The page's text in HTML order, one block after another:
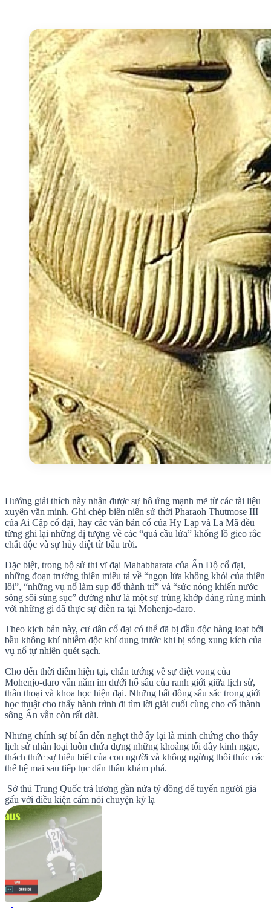
Hướng giải thích này nhận được sự hô ứng mạnh mẽ từ các tài liệu
xuyên văn minh. Ghi chép biên niên sử thời Pharaoh Thutmose III
của Ai Cập cổ đại, hay các văn bản cổ của Hy Lạp và La Mã đều
từng ghi lại những dị tượng về các “quả cầu lửa” khổng lồ gieo rắc
chất độc và sự hủy diệt từ bầu trời.
Đặc biệt, trong bộ sử thi vĩ đại Mahabharata của Ấn Độ cổ đại,
những đoạn trường thiên miêu tả về “ngọn lửa không khói của thiên
lôi”, “những vụ nổ làm sụp đổ thành trì” và “sức nóng khiến nước
sông sôi sùng sục” dường như là một sự trùng khớp đáng rùng mình
với những gì đã thực sự diễn ra tại Mohenjo-daro.
Theo kịch bản này, cư dân cổ đại có thể đã bị đầu độc hàng loạt bởi
bầu không khí nhiễm độc khí dung trước khi bị sóng xung kích của
vụ nổ tự nhiên quét sạch.
Cho đến thời điểm hiện tại, chân tướng về sự diệt vong của
Mohenjo-daro vẫn nằm im dưới hố sâu của ranh giới giữa lịch sử,
thần thoại và khoa học hiện đại. Những bất đồng sâu sắc trong giới
học thuật cho thấy hành trình đi tìm lời giải cuối cùng cho cổ thành
sông Ấn vẫn còn rất dài.
Nhưng chính sự bí ẩn đến nghẹt thở ấy lại là minh chứng cho thấy
lịch sử nhân loại luôn chứa đựng những khoảng tối đầy kinh ngạc,
thách thức sự hiểu biết của con người và không ngừng thôi thúc các
thế hệ mai sau tiếp tục dấn thân khám phá.
Sở thú Trung Quốc trả lương gần nửa tỷ đồng để tuyển người giả
gấu với điều kiện cấm nói chuyện kỳ lạ